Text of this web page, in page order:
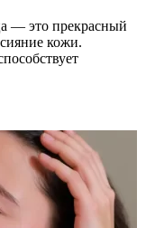
— это прекрасный
кожи.